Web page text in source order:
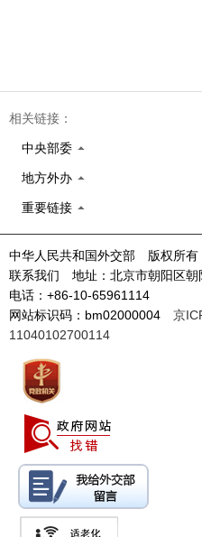
相关链接：
中央部委
地方外办
重要链接
中华人民共和国外交部 版权所有
联系我们 地址：北京市朝阳区
电话：+86-10-65961114
网站标识码：bm02000004 京
11040102700114